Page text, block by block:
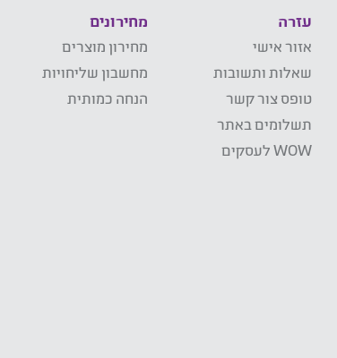
עזרה
אזור אישי
שאלות ותשובות
טופס צור קשר
תשלומים באתר
WOW לעסקים
מחירונים
מחירון מוצרים
מחשבון שליחויות
הנחה כמותית